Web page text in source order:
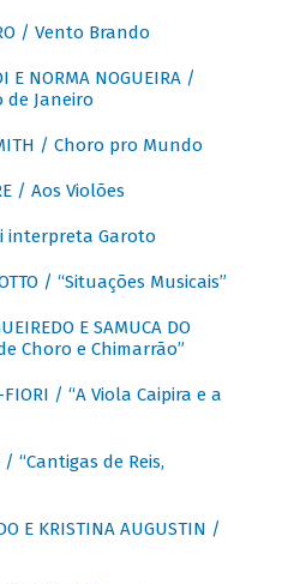
/ Vento Brando
E NORMA NOGUEIRA /
de Janeiro
/ Choro pro Mundo
/ Aos Violões
interpreta Garoto
/ “Situações Musicais”
E SAMUCA DO
Choro e Chimarrão”
FIORI / “A Viola Caipira e a
/ “Cantigas de Reis,
E KRISTINA AUGUSTIN /